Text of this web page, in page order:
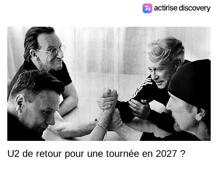
U2 de retour pour une tournée en 2027 ?